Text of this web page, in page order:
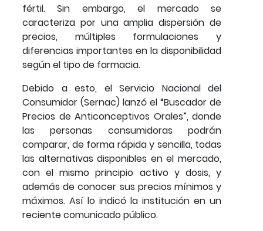
fértil. Sin embargo, el mercado se
caracteriza por una amplia dispersión de
precios, múltiples formulaciones y
diferencias importantes en la disponibilidad
según el tipo de farmacia.
Debido a esto, el Servicio Nacional del
Consumidor (Sernac) lanzó el “Buscador de
Precios de Anticonceptivos Orales”, donde
las personas consumidoras podrán
comparar, de forma rápida y sencilla, todas
las alternativas disponibles en el mercado,
con el mismo principio activo y dosis, y
además de conocer sus precios mínimos y
máximos. Así lo indicó la institución en un
reciente comunicado público.